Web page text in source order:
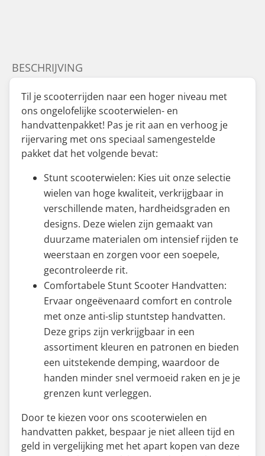
BESCHRIJVING
Til je scooterrijden naar een hoger niveau met
ons ongelofelijke scooterwielen- en
handvattenpakket! Pas je rit aan en verhoog je
rijervaring met ons speciaal samengestelde
pakket dat het volgende bevat:
Stunt scooterwielen: Kies uit onze selectie
wielen van hoge kwaliteit, verkrijgbaar in
verschillende maten, hardheidsgraden en
designs. Deze wielen zijn gemaakt van
duurzame materialen om intensief rijden te
weerstaan en zorgen voor een soepele,
gecontroleerde rit.
Comfortabele Stunt Scooter Handvatten:
Ervaar ongeëvenaard comfort en controle
met onze anti-slip stuntstep handvatten.
Deze grips zijn verkrijgbaar in een
assortiment kleuren en patronen en bieden
een uitstekende demping, waardoor de
handen minder snel vermoeid raken en je je
grenzen kunt verleggen.
Door te kiezen voor ons scooterwielen en
handvatten pakket, bespaar je niet alleen tijd en
geld in vergelijking met het apart kopen van deze